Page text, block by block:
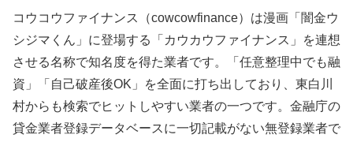
コウコウファイナンス（cowcowfinance）は漫画「闇金ウ
シジマくん」に登場する「カウカウファイナンス」を連想
させる名称で知名度を得た業者です。「任意整理中でも融
資」「自己破産後OK」を全面に打ち出しており、東白川
村からも検索でヒットしやすい業者の一つです。金融庁の
貸金業者登録データベースに一切記載がない無登録業者で